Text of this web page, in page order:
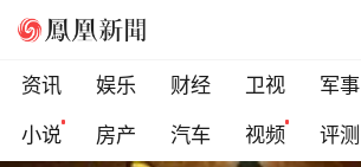
资讯 娱乐 财经 卫视 军事
小说
房产 汽车 视频 评测